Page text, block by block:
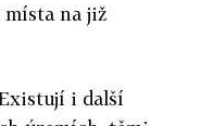
místa na již
i další